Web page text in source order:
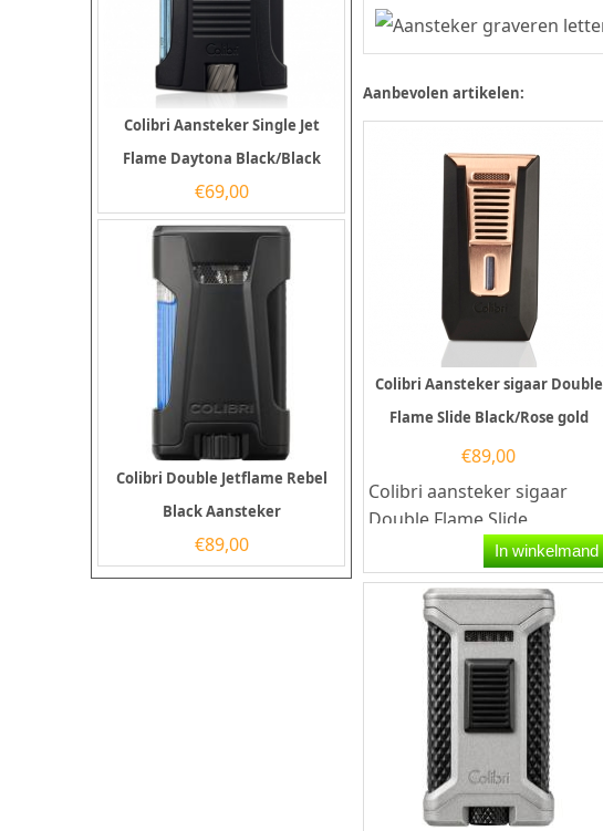
Colibri Aansteker Single Jet
Flame Daytona Black/Black
€69,00
Colibri Double Jetflame Rebel
Black Aansteker
€89,00
Aanbevolen artikelen:
Colibri Aansteker sigaar Double
Flame Slide Black/Rose gold
€89,00
Colibri aansteker sigaar
Double Flame Slide
Black/Rose gold. Deze
Colibri sigaren aansteker
heeft...
In winkelmand